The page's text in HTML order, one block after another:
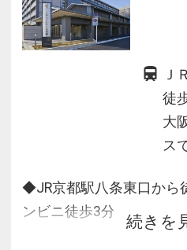
Ｊ
徒
大
ス
◆JR京都駅八条東口から
ンビニ徒歩3分
◆人工温泉の大浴場でお
続きを